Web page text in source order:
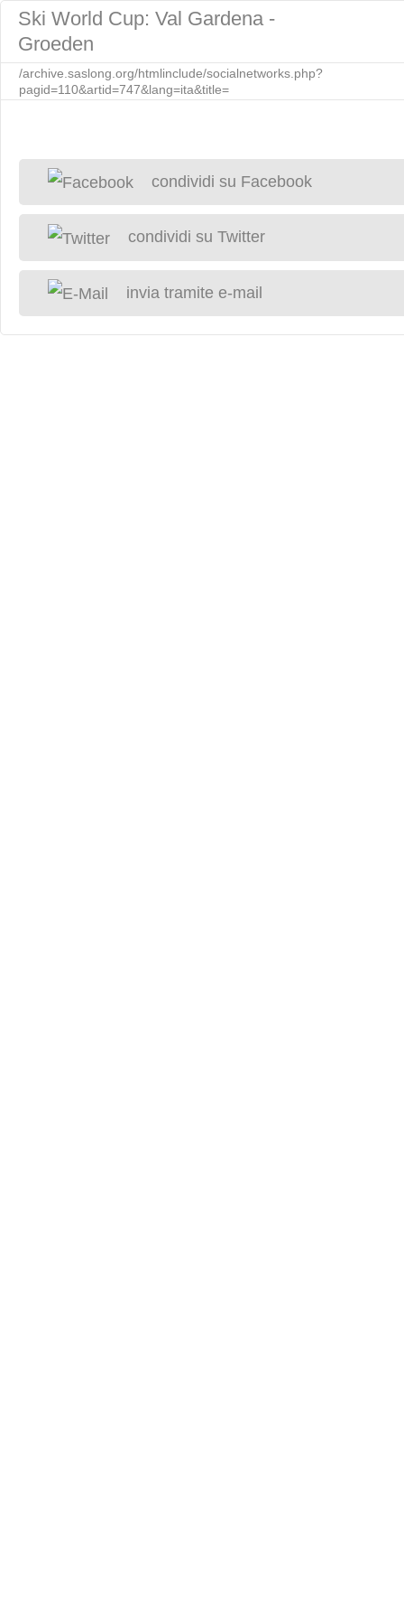
Ski World Cup: Val Gardena -
Groeden
/archive.saslong.org/htmlinclude/socialnetworks.php?
pagid=110&artid=747&lang=ita&title=
condividi su Facebook
condividi su Twitter
invia tramite e-mail